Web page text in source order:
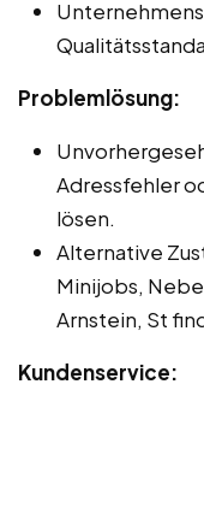
Problemlösung:
Adressfehler
lösen.
Alternative
Minijobs,
Arnstein, St
Kundenservice: